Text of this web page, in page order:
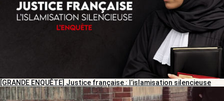
[GRANDE ENQUÊTE] Justice française : l’islamisation silencieuse